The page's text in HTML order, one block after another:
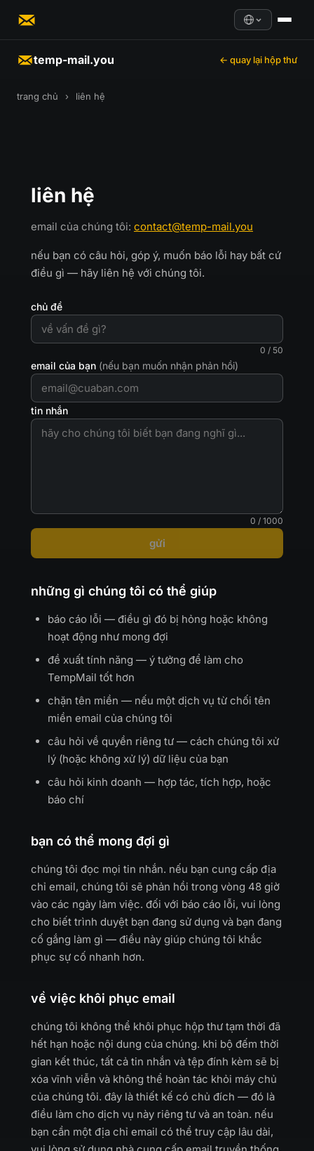
temp-mail.you ← quay lại hộp thư
trang chủ › liên hệ
liên hệ
email của chúng tôi: contact@temp-mail.you
nếu bạn có câu hỏi, góp ý, muốn báo lỗi hay bất cứ
điều gì — hãy liên hệ với chúng tôi.
chủ đề
0 / 50
email của bạn (nếu bạn muốn nhận phản hồi)
tin nhắn
0 / 1000
gửi
những gì chúng tôi có thể giúp
báo cáo lỗi — điều gì đó bị hỏng hoặc không
hoạt động như mong đợi
đề xuất tính năng — ý tưởng để làm cho
TempMail tốt hơn
chặn tên miền — nếu một dịch vụ từ chối tên
miền email của chúng tôi
câu hỏi về quyền riêng tư — cách chúng tôi xử
lý (hoặc không xử lý) dữ liệu của bạn
câu hỏi kinh doanh — hợp tác, tích hợp, hoặc
báo chí
bạn có thể mong đợi gì
chúng tôi đọc mọi tin nhắn. nếu bạn cung cấp địa
chỉ email, chúng tôi sẽ phản hồi trong vòng 48 giờ
vào các ngày làm việc. đối với báo cáo lỗi, vui lòng
cho biết trình duyệt bạn đang sử dụng và bạn đang
cố gắng làm gì — điều này giúp chúng tôi khắc
phục sự cố nhanh hơn.
về việc khôi phục email
chúng tôi không thể khôi phục hộp thư tạm thời đã
hết hạn hoặc nội dung của chúng. khi bộ đếm thời
gian kết thúc, tất cả tin nhắn và tệp đính kèm sẽ bị
xóa vĩnh viễn và không thể hoàn tác khỏi máy chủ
của chúng tôi. đây là thiết kế có chủ đích — đó là
điều làm cho dịch vụ này riêng tư và an toàn. nếu
bạn cần một địa chỉ email có thể truy cập lâu dài,